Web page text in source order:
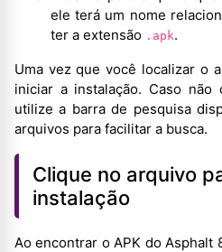
ele terá um nome
ter a extensão .apk.
Uma vez que você localizar o
iniciar a instalação. Caso não
utilize a barra de pesquisa
arquivos para facilitar a busca.
Clique no arquivo
instalação
Ao encontrar o APK do Asphalt